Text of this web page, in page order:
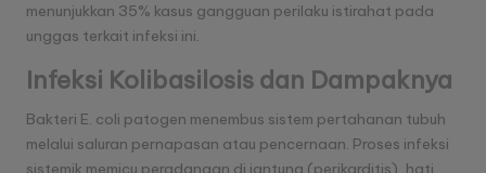
menunjukkan 35% kasus gangguan perilaku istirahat pada
unggas terkait infeksi ini.
Infeksi Kolibasilosis dan Dampaknya
Bakteri E. coli patogen menembus sistem pertahanan tubuh
melalui saluran pernapasan atau pencernaan. Proses infeksi
sistemik memicu peradangan di jantung (perikarditis), hati